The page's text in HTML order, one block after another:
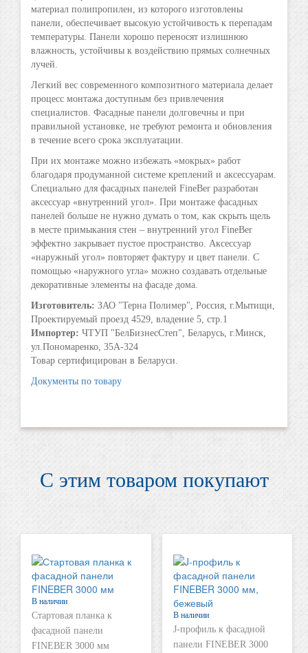
материал полипропилен, из которого изготовлены
панели, обеспечивает высокую устойчивость к перепадам
температуры. Панели хорошо переносят излишнюю
влажность, устойчивы к воздействию прямых солнечных
лучей.
Легкий вес современного композитного материала делает
процесс монтажа доступным без привлечения
специалистов. Фасадные панели долговечны и при
правильной установке, не требуют ремонта и обновления
в течение всего срока эксплуатации.
При их монтаже можно избежать «мокрых» работ
благодаря продуманной системе креплений и аксессуарам.
Специально для фасадных панелей FineBer разработан
аксессуар «внутренний угол». При монтаже фасадных
панелей больше не нужно думать о том, как скрыть щель
в месте примыкания стен – внутренний угол FineBer
эффектно закрывает пустое пространство. Аксессуар
«наружный угол» повторяет фактуру и цвет панели. С
помощью «наружного угла» можно создавать отдельные
декоративные элементы на фасаде дома.
Изготовитель: ЗАО "Терна Полимер", Россия, г.Мытищи,
Проектируемый проезд 4529, владение 5, стр.1
Импортер: ЧТУП "БелБизнесСтеп", Беларусь, г.Минск,
ул.Пономаренко, 35А-324
Товар сертифицирован в Беларуси.
Документы по товару
С этим товаром покупают
В наличии
Стартовая планка к
фасадной панели
FINEBER 3000 мм
В наличии
J-профиль к фасадной
панели FINEBER 3000